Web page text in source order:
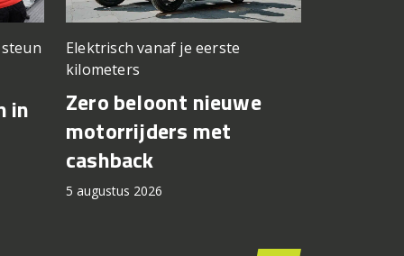
in
Elektrisch vanaf je eerste
kilometers
Zero beloont nieuwe
motorrijders met
cashback
5 augustus 2026